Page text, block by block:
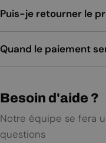
Puis-je retourner le
Quand le paiement
Besoin d'aide ?
Notre équipe se fera
questions